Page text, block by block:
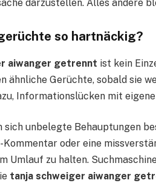
darzustellen. Alles andere
so hartnäckig?
aiwanger getrennt ist kein
ähnliche Gerüchte, sobald sie
Informationslücken mit
unbelegte Behauptungen
oder eine
Umlauf zu halten.
tanja schweiger aiwanger